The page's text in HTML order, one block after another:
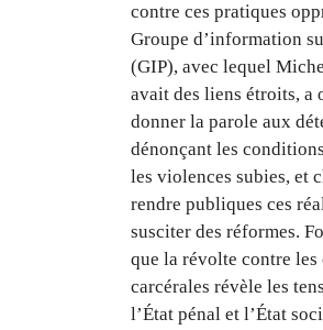
contre ces pratiques
Groupe d’information
(GIP), avec lequel
avait des liens étroits, a
donner la parole aux
dénonçant les
les violences subies, et
rendre publiques ces
susciter des réformes.
que la révolte contre
carcérales révèle les
l’État pénal et l’État